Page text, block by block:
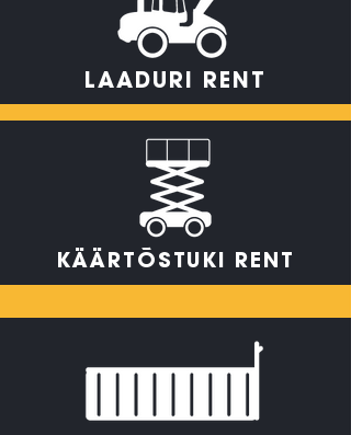
LAADURI RENT
KÄÄRTÕSTUKI RENT